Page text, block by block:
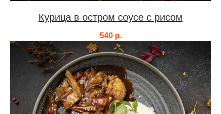
Курица в остром соусе с рисом
540 р.